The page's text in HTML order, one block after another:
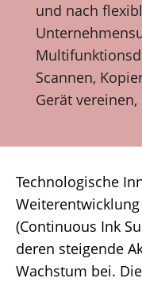
und nach
Scannen,
Gerät
Technologische
(Continuous Ink
deren steigende
Wachstum bei.